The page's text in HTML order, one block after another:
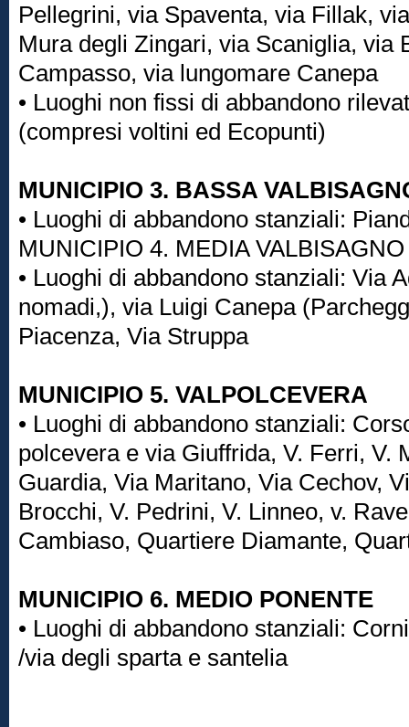
Pellegrini, via Spaventa, via Fillak,
Mura degli Zingari, via Scaniglia, via
Campasso, via lungomare Canepa
• Luoghi non fissi di abbandono
(compresi voltini ed Ecopunti)
MUNICIPIO 3. BASSA
• Luoghi di abbandono stanziali:
MUNICIPIO 4. MEDIA VALBISAGNO
• Luoghi di abbandono stanziali: Via
nomadi,), via Luigi Canepa
Piacenza, Via Struppa
MUNICIPIO 5. VALPOLCEVERA
• Luoghi di abbandono stanziali:
polcevera e via Giuffrida, V. Ferri, V.
Guardia, Via Maritano, Via Cechov,
Brocchi, V. Pedrini, V. Linneo, v.
Cambiaso, Quartiere Diamante,
MUNICIPIO 6. MEDIO PONENTE
• Luoghi di abbandono stanziali:
/via degli sparta e santelia